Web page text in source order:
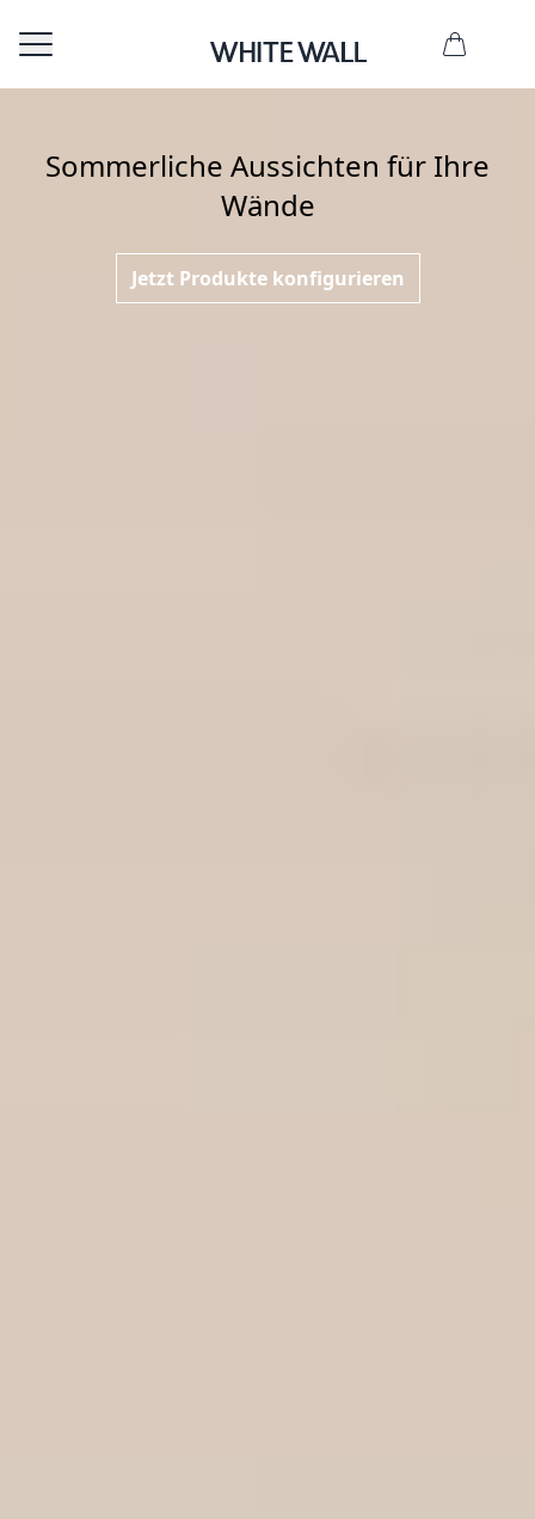
Sommerliche Aussichten für Ihre
Wände
Jetzt Produkte konfigurieren